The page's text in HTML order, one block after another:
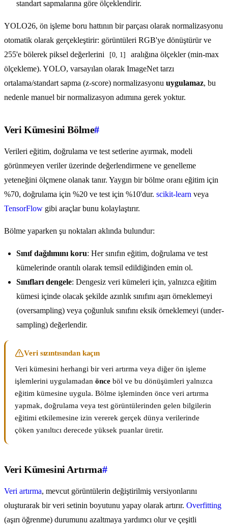
standart sapmalarına göre ölçeklendirir.
YOLO26, ön işleme boru hattının bir parçası olarak normalizasyonu
otomatik olarak gerçekleştirir: görüntüleri RGB'ye dönüştürür ve
255'e bölerek piksel değerlerini
[0, 1]
aralığına ölçekler (min-max
ölçekleme). YOLO, varsayılan olarak ImageNet tarzı
ortalama/standart sapma (z-score) normalizasyonu uygulamaz, bu
nedenle manuel bir normalizasyon adımına gerek yoktur.
Veri Kümesini Bölme#
Verileri eğitim, doğrulama ve test setlerine ayırmak, modeli
görünmeyen veriler üzerinde değerlendirmene ve genelleme
yeteneğini ölçmene olanak tanır. Yaygın bir bölme oranı eğitim için
%70, doğrulama için %20 ve test için %10'dur. scikit-learn veya
TensorFlow gibi araçlar bunu kolaylaştırır.
Bölme yaparken şu noktaları aklında bulundur:
Sınıf dağılımını koru: Her sınıfın eğitim, doğrulama ve test
kümelerinde orantılı olarak temsil edildiğinden emin ol.
Sınıfları dengele: Dengesiz veri kümeleri için, yalnızca eğitim
kümesi içinde olacak şekilde azınlık sınıfını aşırı örneklemeyi
(oversampling) veya çoğunluk sınıfını eksik örneklemeyi (under-
sampling) değerlendir.
Veri sızıntısından kaçın
Veri kümesini herhangi bir veri artırma veya diğer ön işleme
işlemlerini uygulamadan önce böl ve bu dönüşümleri yalnızca
eğitim kümesine uygula. Bölme işleminden önce veri artırma
yapmak, doğrulama veya test görüntülerinden gelen bilgilerin
eğitimi etkilemesine izin vererek gerçek dünya verilerinde
çöken yanıltıcı derecede yüksek puanlar üretir.
Veri Kümesini Artırma#
Veri artırma, mevcut görüntülerin değiştirilmiş versiyonlarını
oluşturarak bir veri setinin boyutunu yapay olarak artırır. Overfitting
(aşırı öğrenme) durumunu azaltmaya yardımcı olur ve çeşitli